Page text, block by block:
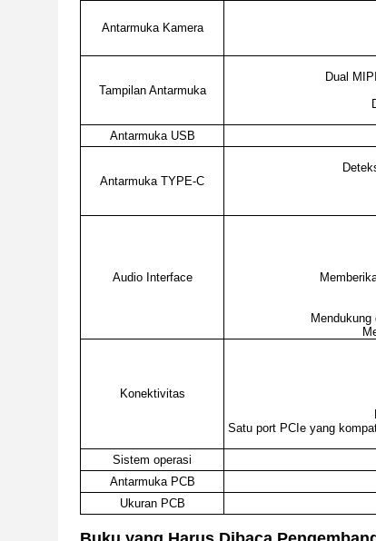
Antarmuka Kamera
Tampilan Antarmuka
Dual
Antarmuka USB
Antarmuka TYPE-C
Audio Interface
Konektivitas
Satu port PCIe yang
Sistem operasi
Antarmuka PCB
Ukuran PCB